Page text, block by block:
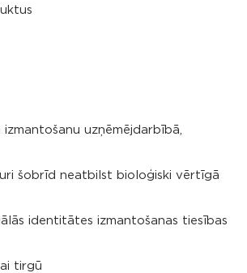
uzņēmējdarbībā,
šobrīd neatbilst bioloģiski vērtīgā
identitātes izmantošanas tiesības
tirgū